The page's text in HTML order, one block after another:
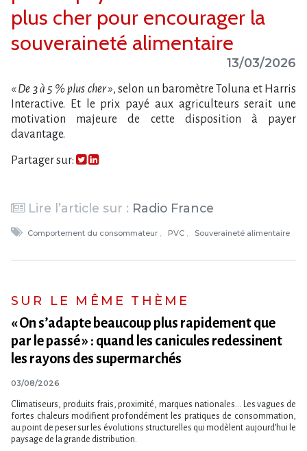
plus cher pour encourager la
souveraineté alimentaire
13/03/2026
« De 3 à 5 % plus cher », selon un baromètre Toluna et Harris
Interactive. Et le prix payé aux agriculteurs serait une
motivation majeure de cette disposition à payer
davantage.
Partager sur:
Lire l’article sur : Radio France
Comportement du consommateur PVC Souveraineté alimentaire
SUR LE MÊME THÈME
« On s​‌’adapte beaucoup plus rapidement que
par le passé » : quand les canicules redessinent
les rayons des supermarchés
03/08/2026
Climatiseurs, produits frais, proximité, marques nationales… Les vagues de
fortes chaleurs modifient profondément les pratiques de consommation,
au point de peser sur les évolutions structurelles qui modèlent aujourd​‌’hui le
paysage de la grande distribution.